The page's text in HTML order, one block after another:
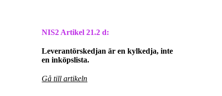
NIS2 Artikel21.2 d:
Leverantörskedjan är en kylkedja, inte
en inköpslista.
Gå till artikeln